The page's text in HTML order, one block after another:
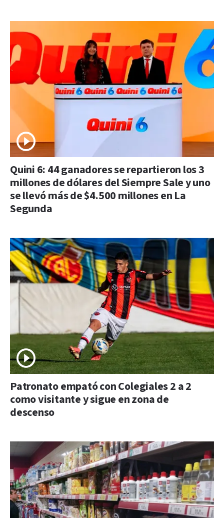
Quini 6: 44 ganadores se repartieron los 3
millones de dólares del Siempre Sale y uno
se llevó más de $4.500 millones en La
Segunda
Patronato empató con Colegiales 2 a 2
como visitante y sigue en zona de
descenso